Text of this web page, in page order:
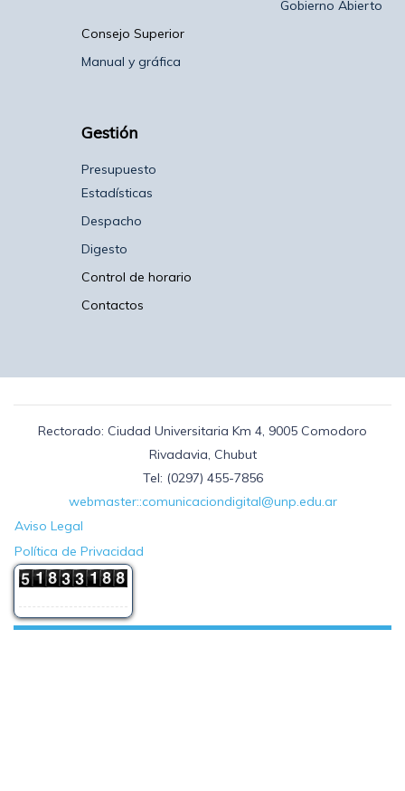
Gobierno Abierto
Consejo Superior
Manual y gráfica
Gestión
Presupuesto
Estadísticas
Despacho
Digesto
Control de horario
Contactos
Rectorado: Ciudad Universitaria Km 4, 9005 Comodoro
Rivadavia, Chubut
Tel: (0297) 455-7856
webmaster::comunicaciondigital@unp.edu.ar
Aviso Legal
Política de Privacidad